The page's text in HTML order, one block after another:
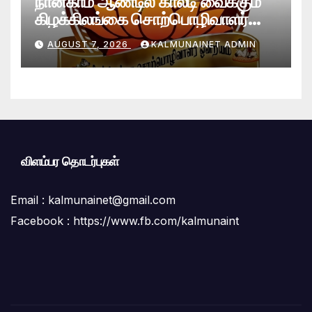
கிழக்கிலங்கை சொற்பொழிவாளர்
ஒன்றியத்துக்கு கல்முனை நெற்றின்
வாழ்த்துக்கள்!
AUGUST 7, 2026 KALMUNAINET ADMIN
விளம்பர தொடர்புகள்
Email : kalmunainet@gmail.com
Facebook : https://www.fb.com/kalmunaint